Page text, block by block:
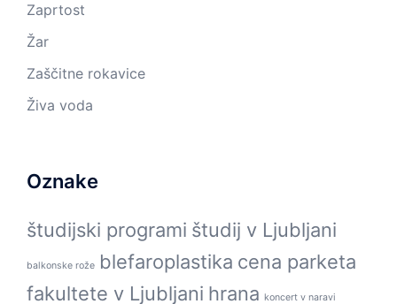
Zaprtost
Žar
Zaščitne rokavice
Živa voda
Oznake
študijski programi študij v Ljubljani
balkonske rože blefaroplastika cena parketa
fakultete v Ljubljani hrana koncert v naravi